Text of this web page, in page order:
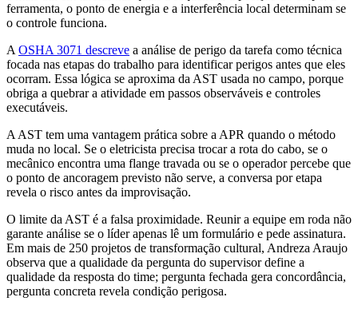
ferramenta, o ponto de energia e a interferência local determinam se
o controle funciona.
A OSHA 3071 descreve a análise de perigo da tarefa como técnica
focada nas etapas do trabalho para identificar perigos antes que eles
ocorram. Essa lógica se aproxima da AST usada no campo, porque
obriga a quebrar a atividade em passos observáveis e controles
executáveis.
A AST tem uma vantagem prática sobre a APR quando o método
muda no local. Se o eletricista precisa trocar a rota do cabo, se o
mecânico encontra uma flange travada ou se o operador percebe que
o ponto de ancoragem previsto não serve, a conversa por etapa
revela o risco antes da improvisação.
O limite da AST é a falsa proximidade. Reunir a equipe em roda não
garante análise se o líder apenas lê um formulário e pede assinatura.
Em mais de 250 projetos de transformação cultural, Andreza Araujo
observa que a qualidade da pergunta do supervisor define a
qualidade da resposta do time; pergunta fechada gera concordância,
pergunta concreta revela condição perigosa.